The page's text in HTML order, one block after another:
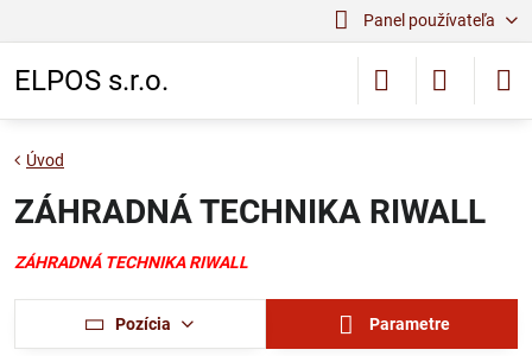
Panel používateľa
ELPOS s.r.o.
Úvod
ZÁHRADNÁ TECHNIKA RIWALL
ZÁHRADNÁ TECHNIKA RIWALL
Pozícia Parametre